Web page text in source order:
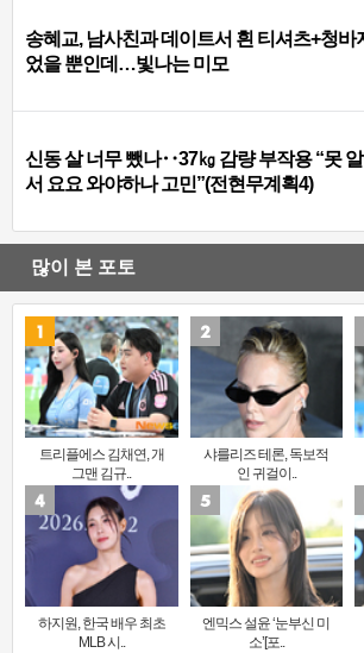
송혜교, 남사친과 데이트서 흰 티셔츠+청바
었을 뿐인데…빛나는 미모
신동 살 너무 뺐나‥37㎏ 감량 부작용 “못
서 요요 와야하나 고민”(전현무계획4)
많이 본 포토
트리플에스 김채연, 개
그맨 김규..
샤를리즈 테론, 독보적
인 귀걸이..
하지원, 한국 배우 최초
MLB 시..
엔믹스 설윤 ‘눈부신 미
소’[포..